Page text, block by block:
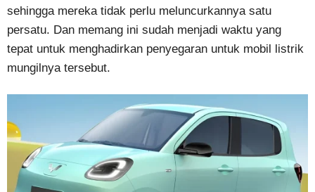
sehingga mereka tidak perlu meluncurkannya satu
persatu. Dan memang ini sudah menjadi waktu yang
tepat untuk menghadirkan penyegaran untuk mobil listrik
mungilnya tersebut.